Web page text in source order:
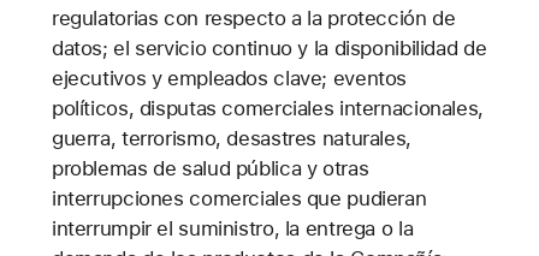
regulatorias con respecto a la protección de
datos; el servicio continuo y la disponibilidad de
ejecutivos y empleados clave; eventos
políticos, disputas comerciales internacionales,
guerra, terrorismo, desastres naturales,
problemas de salud pública y otras
interrupciones comerciales que pudieran
interrumpir el suministro, la entrega o la